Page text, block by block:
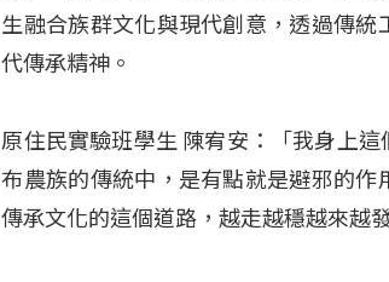
生融合族群文化與現代創意，透過傳
代傳承精神。
原住民實驗班學生 陳宥安：「我身上
布農族的傳統中，是有點就是避邪的
傳承文化的這個道路，越走越穩越來越發